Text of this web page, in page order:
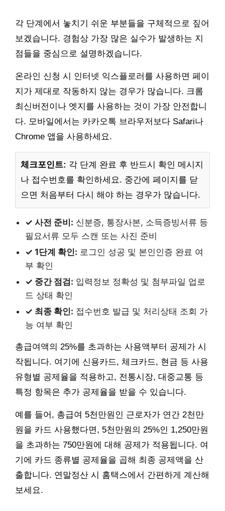
각 단계에서 놓치기 쉬운 부분들을 구체적으로 짚어
보겠습니다. 경험상 가장 많은 실수가 발생하는 지
점들을 중심으로 설명하겠습니다.
온라인 신청 시 인터넷 익스플로러를 사용하면 페이
지가 제대로 작동하지 않는 경우가 많습니다. 크롬
최신버전이나 엣지를 사용하는 것이 가장 안전합니
다. 모바일에서는 카카오톡 브라우저보다 Safari나
Chrome 앱을 사용하세요.
체크포인트: 각 단계 완료 후 반드시 확인 메시지
나 접수번호를 확인하세요. 중간에 페이지를 닫
으면 처음부터 다시 해야 하는 경우가 많습니다.
✓ 사전 준비: 신분증, 통장사본, 소득증빙서류 등
필요서류 모두 스캔 또는 사진 준비
✓ 1단계 확인: 로그인 성공 및 본인인증 완료 여
부 확인
✓ 중간 점검: 입력정보 정확성 및 첨부파일 업로
드 상태 확인
✓ 최종 확인: 접수번호 발급 및 처리상태 조회 가
능 여부 확인
총급여액의 25%를 초과하는 사용액부터 공제가 시
작됩니다. 여기에 신용카드, 체크카드, 현금 등 사용
유형별 공제율을 적용하고, 전통시장, 대중교통 등
특정 항목은 추가 공제율을 받을 수 있습니다.
예를 들어, 총급여 5천만원인 근로자가 연간 2천만
원을 카드 사용했다면, 5천만원의 25%인 1,250만원
을 초과하는 750만원에 대해 공제가 적용됩니다. 여
기에 카드 종류별 공제율을 곱해 최종 공제액을 산
출합니다. 연말정산 시 홈택스에서 간편하게 계산해
보세요.